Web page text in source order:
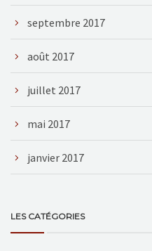
septembre 2017
août 2017
juillet 2017
mai 2017
janvier 2017
LES CATÉGORIES